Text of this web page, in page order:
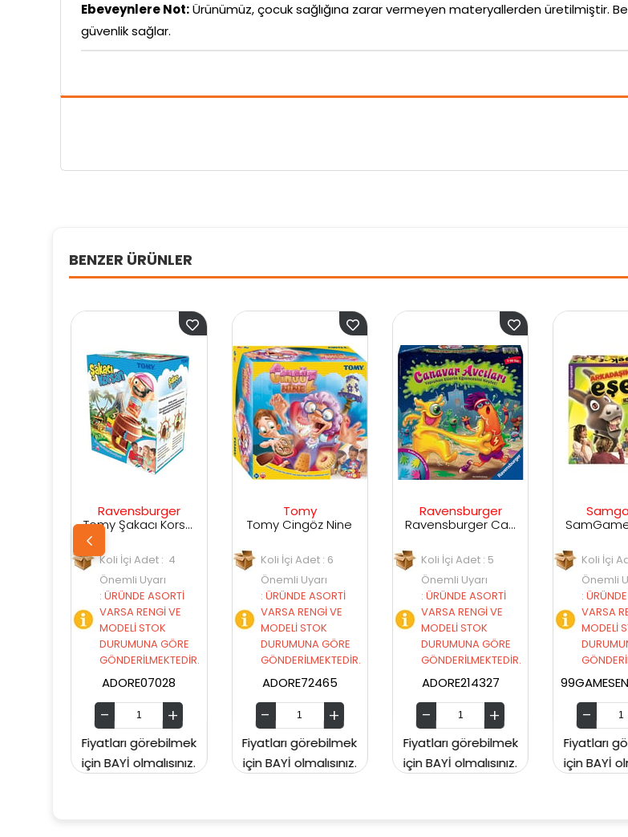
Ebeveynlere Not:Ürünümüz, çocuk sağlığına zarar vermeyen materyallerden üretilmiştir.
güvenlik sağlar.
BENZER ÜRÜNLER
Tomy Şakacı Korsan 7028
RENGİ VE
görebilmek
olmalısınız.
Tomy
Tomy Cingöz Nine
Koli İçi Adet : 6
Önemli Uyarı
:ÜRÜNDE ASORTİ
VARSA RENGİ VE
MODELİ STOK
DURUMUNA GÖRE
GÖNDERİLMEKTEDİR.
ADORE72465
Fiyatları görebilmek
için BAYİ olmalısınız.
Ravensburger
Ravensburger Canavar Avcıları
Koli İçi Adet : 5
Önemli Uyarı
:ÜRÜNDE ASORTİ
VARSA RENGİ VE
MODELİ STOK
DURUMUNA GÖRE
GÖNDERİLMEKTEDİR.
ADORE214327
Fiyatları görebilmek
için BAYİ olmalısınız.
Samgames
SamGames Arkadaşım Eşek
Koli İçi Adet : 6
Önemli Uyarı
:ÜRÜNDE ASORTİ
VARSA RENGİ VE
MODELİ STOK
DURUMUNA GÖRE
GÖNDERİLMEKTEDİR.
99GAMESENTERD1802
Fiyatları görebilmek
için BAYİ olmalısınız.